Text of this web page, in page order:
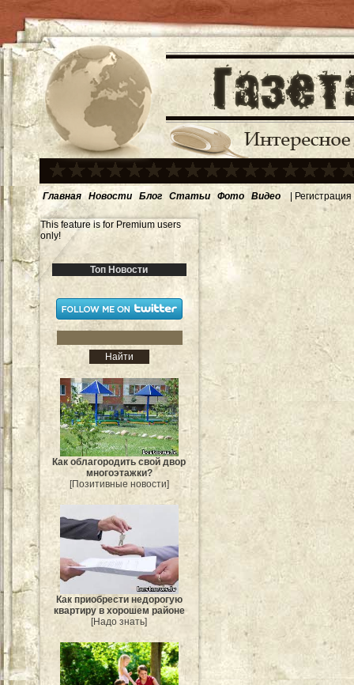
Главная Новости Блог Статьи Фото Видео | Регистрация
This feature is for Premium users
only!
Топ Новости
Как облагородить свой двор
многоэтажки?
[Позитивные новости]
Как приобрести недорогую
квартиру в хорошем районе
[Надо знать]